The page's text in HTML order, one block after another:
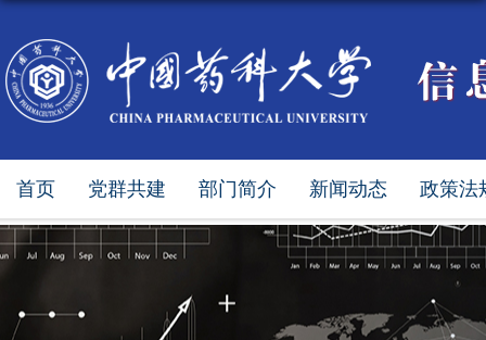
首页 党群共建 部门简介 新闻动态 政策法